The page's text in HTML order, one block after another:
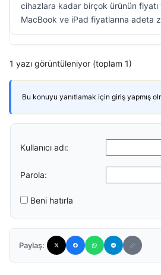
cihazlara kadar birçok ürünün
MacBook ve iPad fiyatlarına adeta
1 yazı görüntüleniyor (toplam 1)
Bu konuyu yanıtlamak için giriş yapmış
Kullanıcı adı:
Parola:
Beni hatırla
Paylaş: